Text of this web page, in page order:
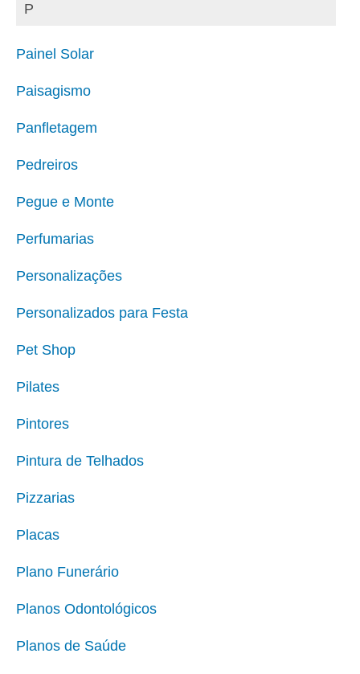
P
Painel Solar
Paisagismo
Panfletagem
Pedreiros
Pegue e Monte
Perfumarias
Personalizações
Personalizados para Festa
Pet Shop
Pilates
Pintores
Pintura de Telhados
Pizzarias
Placas
Plano Funerário
Planos Odontológicos
Planos de Saúde